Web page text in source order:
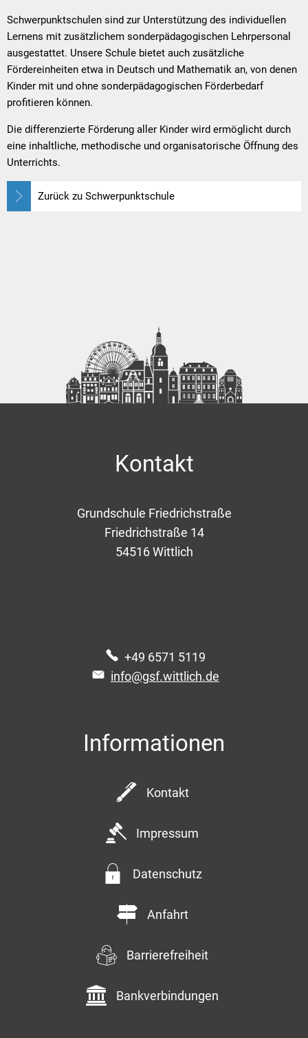
Schwerpunktschulen sind zur Unterstützung des individuellen
Lernens mit zusätzlichem sonderpädagogischen Lehrpersonal
ausgestattet. Unsere Schule bietet auch zusätzliche
Fördereinheiten etwa in Deutsch und Mathematik an, von denen
Kinder mit und ohne sonderpädagogischen Förderbedarf
profitieren können.
Die differenzierte Förderung aller Kinder wird ermöglicht durch
eine inhaltliche, methodische und organisatorische Öffnung des
Unterrichts.
Zurück zu Schwerpunktschule
Kontakt
Grundschule Friedrichstraße
Friedrichstraße 14
54516 Wittlich
+49 6571 5119
info@gsf.wittlich.de
Informationen
Kontakt
Impressum
Datenschutz
Anfahrt
Barrierefreiheit
Bankverbindungen